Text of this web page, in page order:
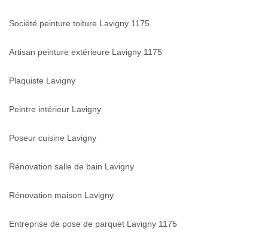
Société peinture toiture Lavigny 1175
Artisan peinture extérieure Lavigny 1175
Plaquiste Lavigny
Peintre intérieur Lavigny
Poseur cuisine Lavigny
Rénovation salle de bain Lavigny
Rénovation maison Lavigny
Entreprise de pose de parquet Lavigny 1175